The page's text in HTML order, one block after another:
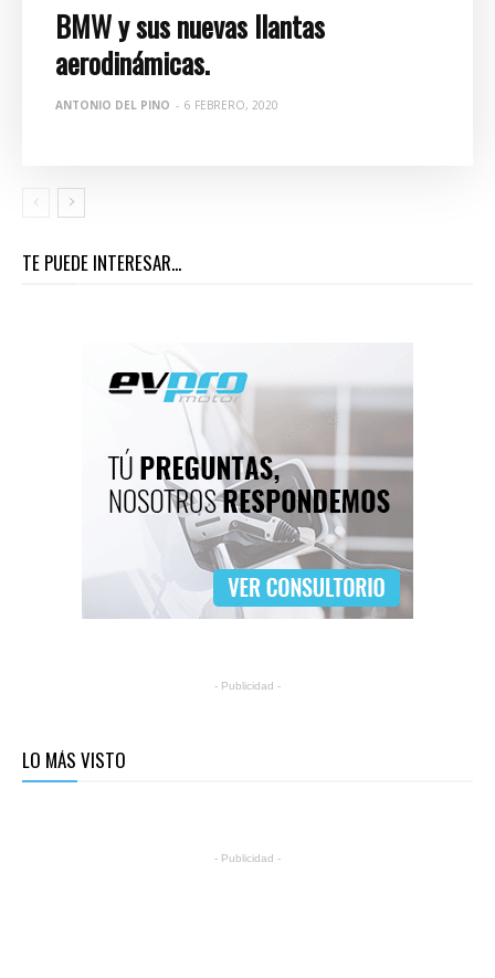
BMW y sus nuevas llantas
aerodinámicas.
ANTONIO DEL PINO - 6 FEBRERO, 2020
TE PUEDE INTERESAR...
- Publicidad -
LO MÁS VISTO
- Publicidad -